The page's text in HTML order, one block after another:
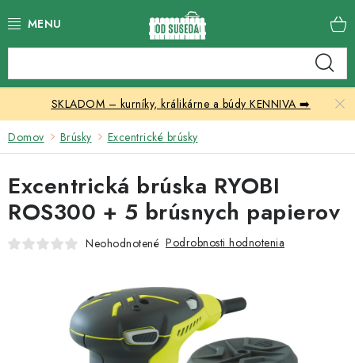
na
Skleníky
Nábytok
Chovateľské potreby
SKLADOM – kurníky, králikárne a búdy KENNIVA ➡️
Domov Brúsky Excentrické brúsky
Excentrická brúska RYOBI
ROS300 + 5 brúsnych papierov
Neohodnotené Podrobnosti hodnotenia